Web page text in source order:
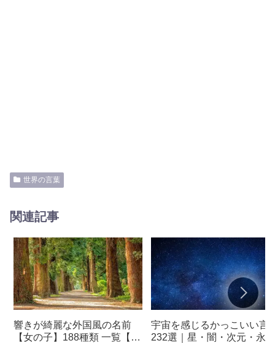
世界の言葉
関連記事
響きが綺麗な外国風の名前
【女の子】188種類 一覧【意
宇宙を感じるかっこいい言
232選｜星・闇・次元・永遠